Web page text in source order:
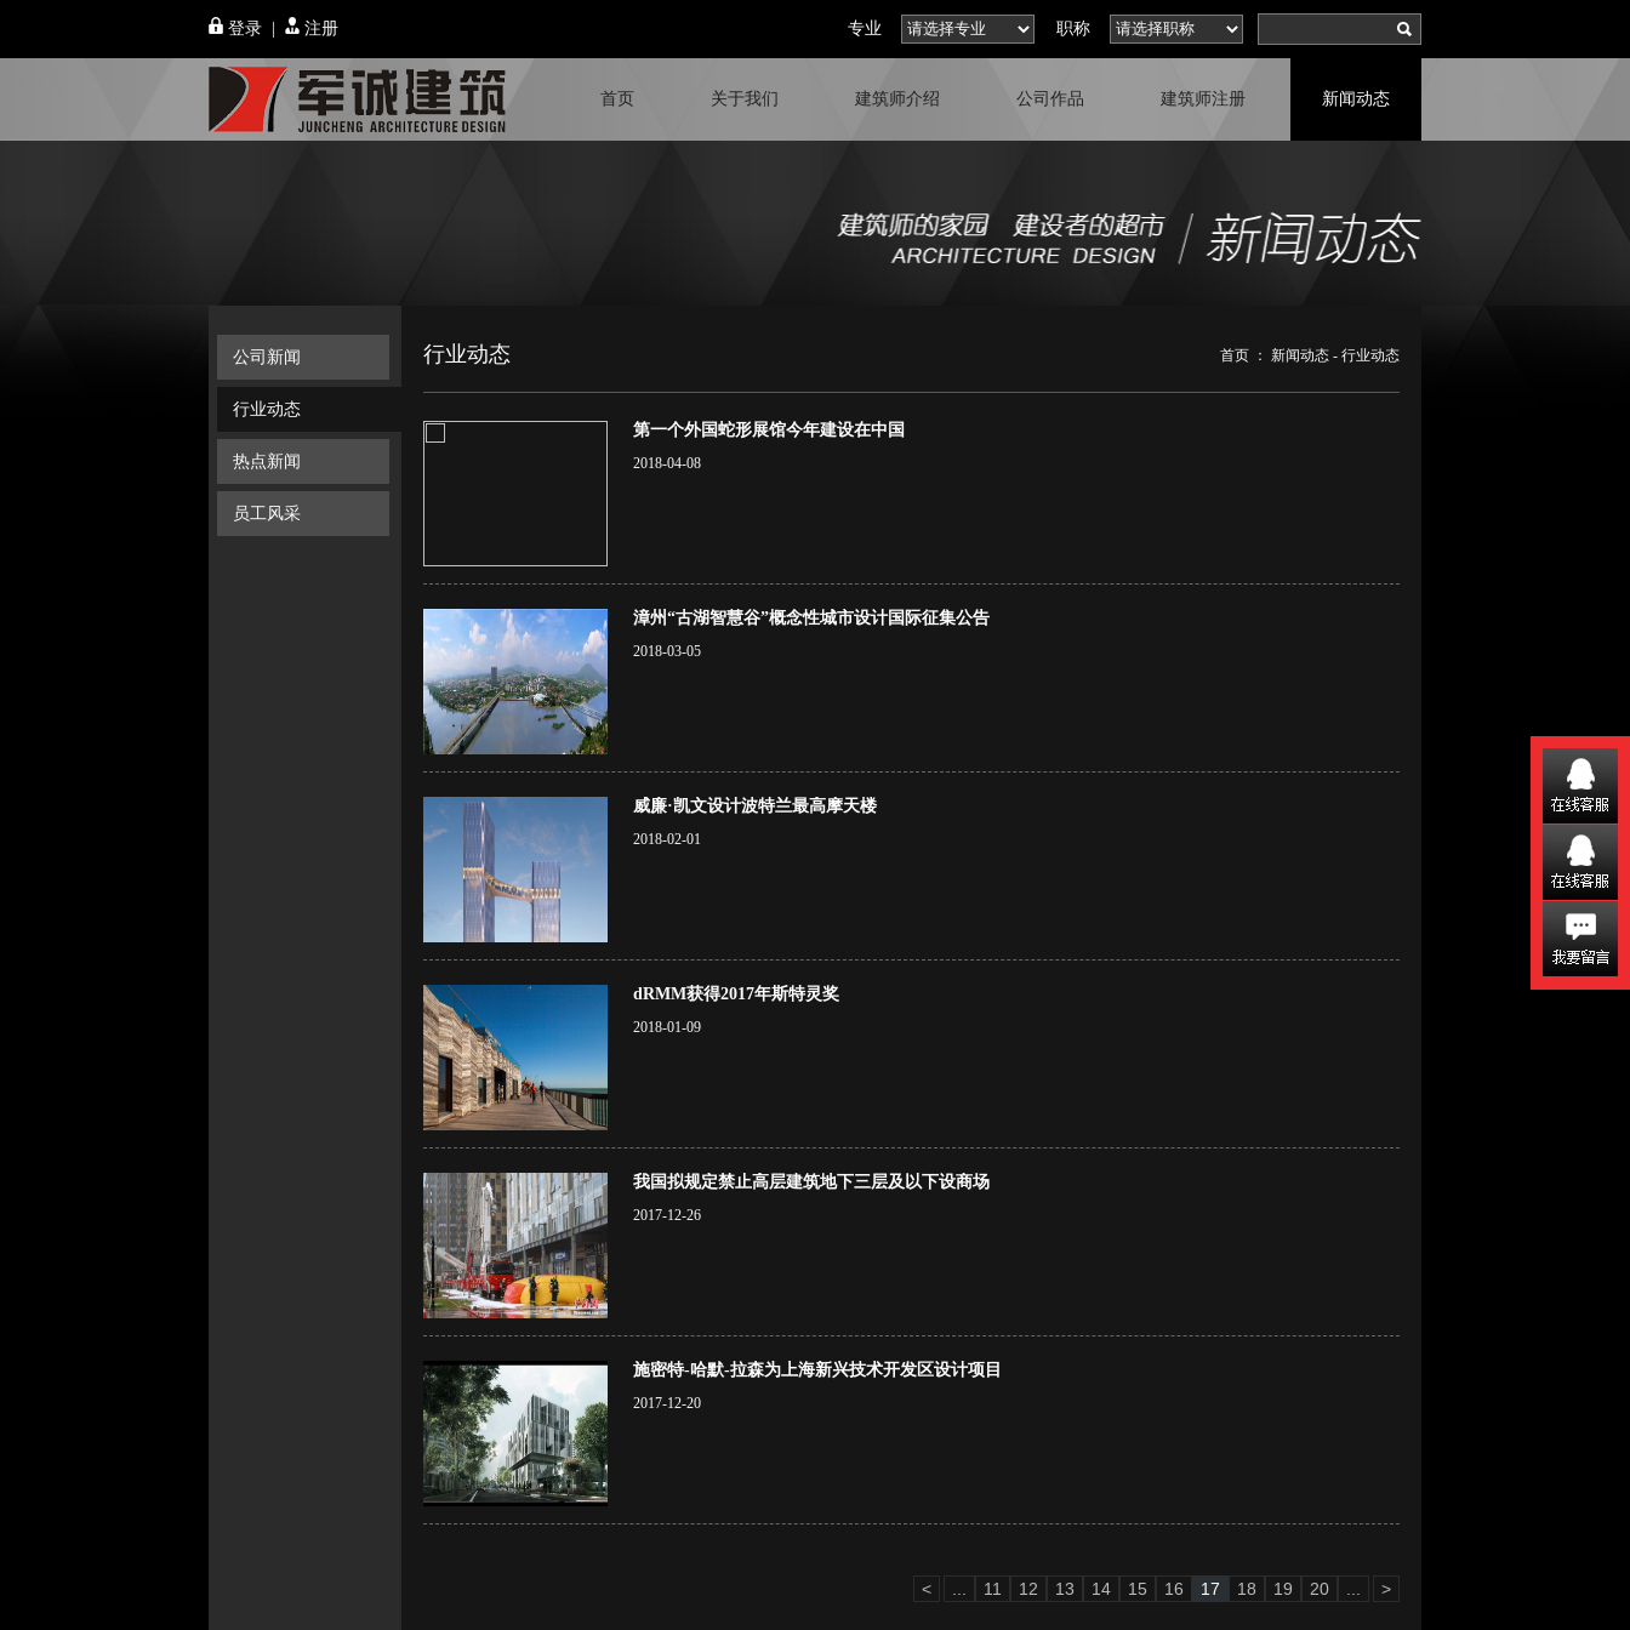
登录 注册 专业 职称
首页 关于我们 建筑师介绍 公司作品 建筑师注册 新闻动态
公司新闻
行业动态
热点新闻
员工风采
行业动态 首页 ： 新闻动态 - 行业动态
第一个外国蛇形展馆今年建设在中国
2018-04-08
漳州“古湖智慧谷”概念性城市设计国际征集公告
2018-03-05
威廉·凯文设计波特兰最高摩天楼
2018-02-01
dRMM获得2017年斯特灵奖
2018-01-09
我国拟规定禁止高层建筑地下三层及以下设商场
2017-12-26
施密特-哈默-拉森为上海新兴技术开发区设计项目
2017-12-20
< 11 12 13 14 15 16 17 18 19 20 >